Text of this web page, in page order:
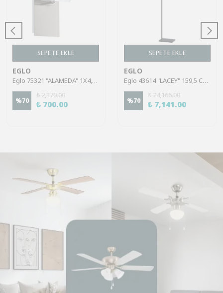
SEPETE EKLE
EGLO
Eglo 75321 "ALAMEDA" 1X4,5W Çelik Nikel Mat Sıva Üstü Spot
%70
₺ 2,370.00
₺ 700.00
SEPETE EKLE
EGLO
Eglo 43614 "LACEY" 159,5 Cm Yüksekliğinde Çelik, Ahşap Köşe Lambası Lambader
%70
₺ 24,166.00
₺ 7,141.00